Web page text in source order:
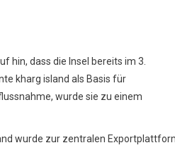
hin, dass die Insel bereits im 3.
kharg island als Basis für
wurde sie zu einem
wurde zur zentralen